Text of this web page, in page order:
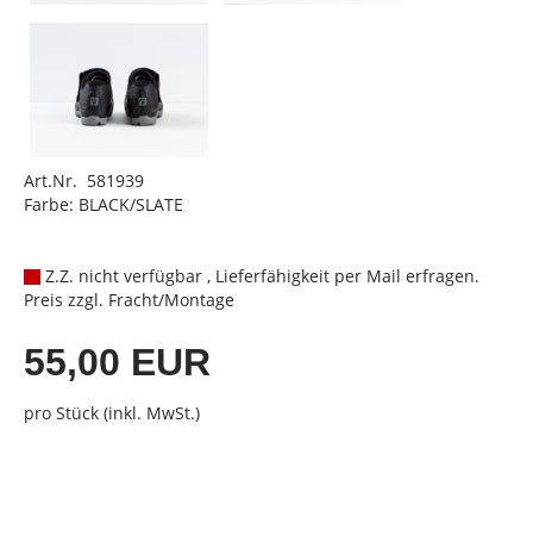
Art.Nr. 581939
Farbe: BLACK/SLATE
Z.Z. nicht verfügbar , Lieferfähigkeit per Mail erfragen.
Preis zzgl. Fracht/Montage
55,00 EUR
pro Stück (inkl. MwSt.)